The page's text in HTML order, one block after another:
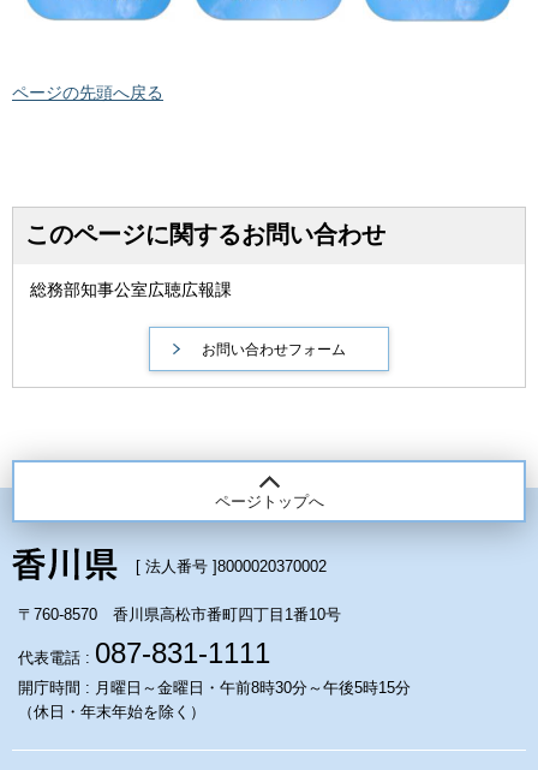
ページの先頭へ戻る
このページに関するお問い合わせ
総務部知事公室広聴広報課
ページトップへ
[ 法人番号 ]8000020370002
〒760-8570 香川県高松市番町四丁目1番10号
代表電話 : 087-831-1111
開庁時間 : 月曜日～金曜日・午前8時30分～午後5時15分
（休日・年末年始を除く）